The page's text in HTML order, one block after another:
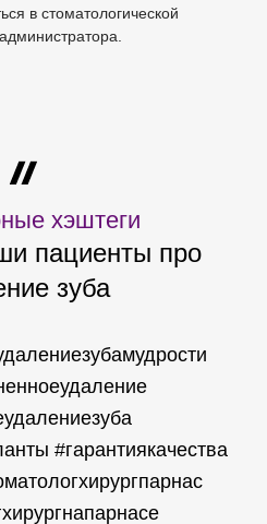
в стоматологической
хэштеги
пациенты про
зуба
#гарантиякачества